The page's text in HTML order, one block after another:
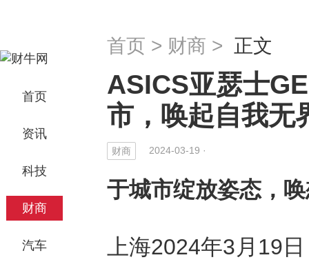
首页
资讯
科技
财商
汽车
首页 > 财商 > 正文
ASICS亚瑟士
市，唤起自我无
财商 2024-03-19 ·
于城市绽放姿态，
上海2024年3月19